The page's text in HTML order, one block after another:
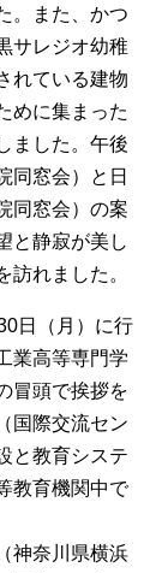
。また、かつ
サレジオ幼稚
れている建物
めに集まった
ました。午後
同窓会）と日
同窓会）の案
と静寂が美し
訪れました。
日（月）に行
業高等専門学
冒頭で挨拶を
国際交流セン
と教育システ
教育機関中で
神奈川県横浜